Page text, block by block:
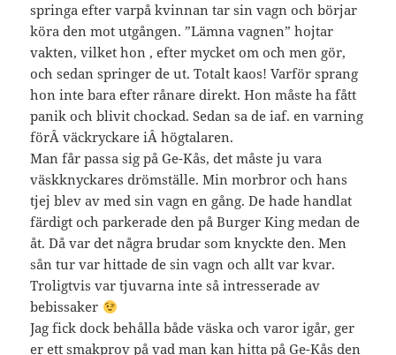
springa efter varpå kvinnan tar sin vagn och börjar
köra den mot utgången. ”Lämna vagnen” hojtar
vakten, vilket hon , efter mycket om och men gör,
och sedan springer de ut. Totalt kaos! Varför sprang
hon inte bara efter rånare direkt. Hon måste ha fått
panik och blivit chockad. Sedan sa de iaf. en varning
förÂ väckryckare iÂ högtalaren.
Man får passa sig på Ge-Kås, det måste ju vara
väskknyckares drömställe. Min morbror och hans
tjej blev av med sin vagn en gång. De hade handlat
färdigt och parkerade den på Burger King medan de
åt. Då var det några brudar som knyckte den. Men
sån tur var hittade de sin vagn och allt var kvar.
Troligtvis var tjuvarna inte så intresserade av
bebissaker
Jag fick dock behålla både väska och varor igår, ger
er ett smakprov på vad man kan hitta på Ge-Kås den